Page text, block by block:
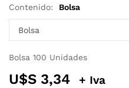
Contenido: Bolsa
Bolsa 100 Unidades
U$S 3,34 + Iva